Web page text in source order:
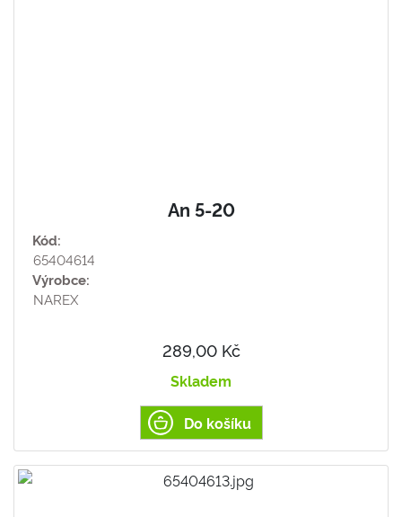
An 5-20
Kód:
65404614
Výrobce:
NAREX
289,00 Kč
Skladem
Do košíku